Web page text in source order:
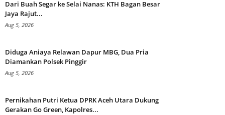
Dari Buah Segar ke Selai Nanas: KTH Bagan Besar
Jaya Rajut...
Aug 5, 2026
Diduga Aniaya Relawan Dapur MBG, Dua Pria
Diamankan Polsek Pinggir
Aug 5, 2026
Pernikahan Putri Ketua DPRK Aceh Utara Dukung
Gerakan Go Green, Kapolres...